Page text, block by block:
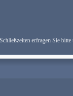
erfragen Sie